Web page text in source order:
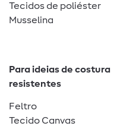
Tecidos de poliéster
Musselina
Para ideias de costura
resistentes
Feltro
Tecido Canvas